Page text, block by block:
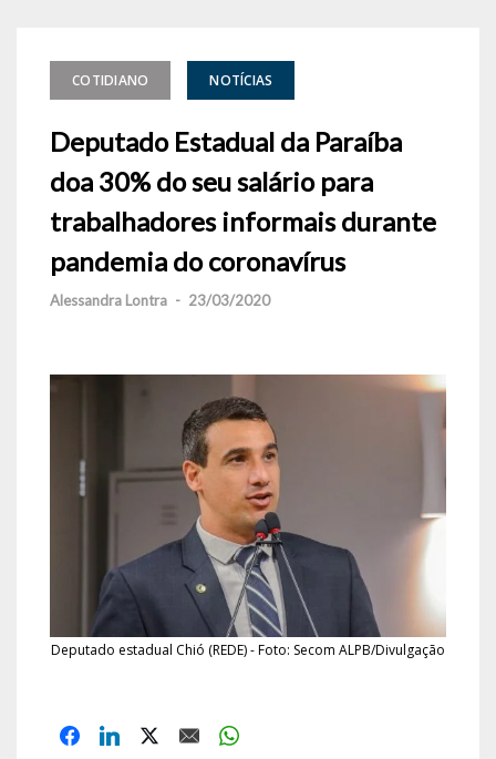
COTIDIANO NOTÍCIAS
Deputado Estadual da Paraíba
doa 30% do seu salário para
trabalhadores informais durante
pandemia do coronavírus
Alessandra Lontra - 23/03/2020
Deputado estadual Chió (REDE) - Foto: Secom ALPB/Divulgação